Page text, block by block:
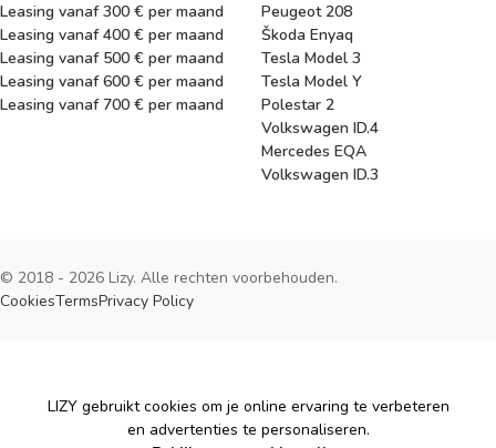
Leasing vanaf 300 € per maand
Leasing vanaf 400 € per maand
Leasing vanaf 500 € per maand
Leasing vanaf 600 € per maand
Leasing vanaf 700 € per maand
Peugeot 208
Škoda Enyaq
Tesla Model 3
Tesla Model Y
Polestar 2
Volkswagen ID.4
Mercedes EQA
Volkswagen ID.3
© 2018 - 2026 Lizy. Alle rechten voorbehouden.
CookiesTermsPrivacy Policy
Cookies
LIZY gebruikt cookies om je online ervaring te verbeteren
en advertenties te personaliseren.